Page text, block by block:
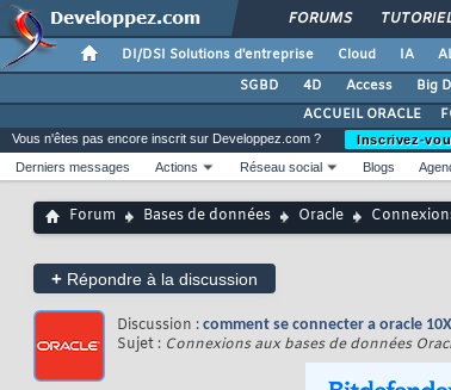
FORUMS
DI/DSI Solutions d'entreprise Cloud IA
SGBD
4D Access Big
ACCUEIL ORACLE
Vous n'êtes pas encore inscrit sur Developpez.com ?
Inscrivez-
Derniers messages
Actions Réseau social Blogs
Forum Bases de données Oracle
+ Répondre à la discussion
Discussion : comment se connecter a oracle
Sujet : Connexions aux bases de données